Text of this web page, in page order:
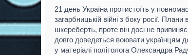
21 день Україна протистоїть у
загарбницькій війні з боку росії. Плани
шкереберть, проте він досі не
довго доведеться воювати українцям
у матеріалі політолога Олександра